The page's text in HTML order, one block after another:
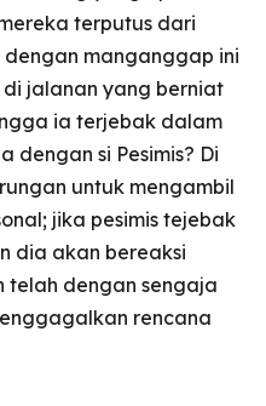
terputus dari
dengan manganggap ini
jalanan yang berniat
ia terjebak dalam
dengan si Pesimis? Di
untuk mengambil
jika pesimis tejebak
dia akan bereaksi
telah dengan sengaja
rencana